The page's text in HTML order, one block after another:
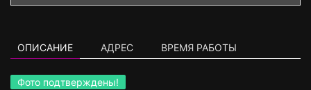
ОПИСАНИЕ АДРЕС ВРЕМЯ РАБОТЫ
Фото подтверждены!